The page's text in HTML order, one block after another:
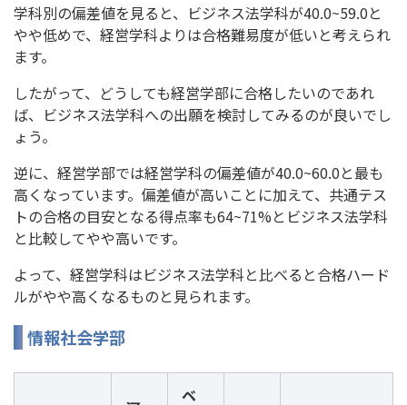
学科別の偏差値を見ると、ビジネス法学科が40.0~59.0と
やや低めで、経営学科よりは合格難易度が低いと考えられ
ます。
したがって、どうしても経営学部に合格したいのであれ
ば、ビジネス法学科への出願を検討してみるのが良いでし
ょう。
逆に、経営学部では経営学科の偏差値が40.0~60.0と最も
高くなっています。偏差値が高いことに加えて、共通テス
トの合格の目安となる得点率も64~71%とビジネス法学科
と比較してやや高いです。
よって、経営学科はビジネス法学科と比べると合格ハード
ルがやや高くなるものと見られます。
情報社会学部
ベ